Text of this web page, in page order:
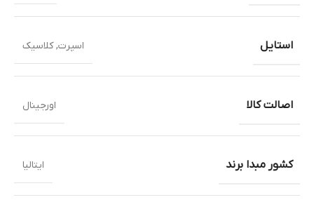
استایل اسپرت,کلاسیک
اصالت کالا اورجینال
کشور مبدا برند ایتالیا